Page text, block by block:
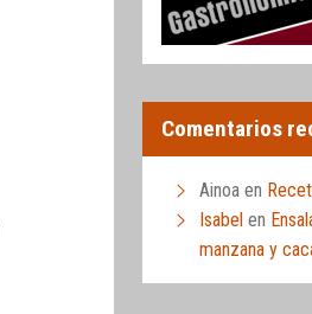
Comentarios
Ainoa en
Isabel en
manzana y